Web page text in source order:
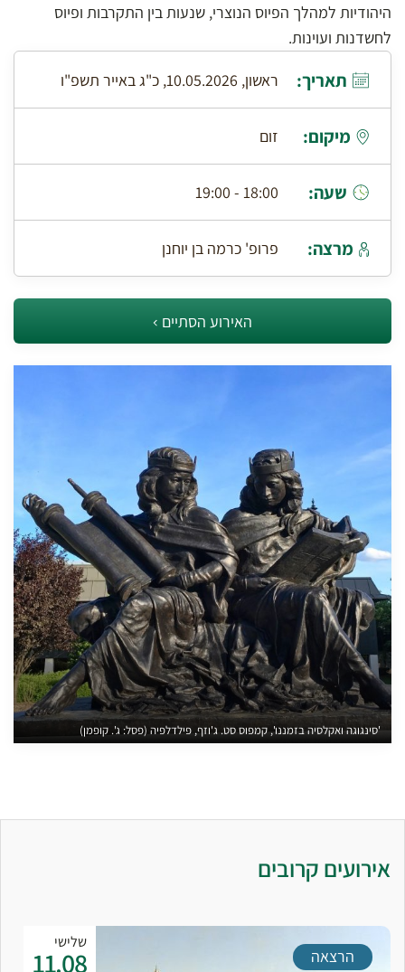
היהודיות למהלך הפיוס הנוצרי, שנעות בין התקרבות ופיוס
לחשדנות ועוינות.
תאריך: ראשון, 10.05.2026, כ"ג באייר תשפ"ו
מיקום: זום
שעה: 18:00 - 19:00
מרצה: פרופ' כרמה בן יוחנן
האירוע הסתיים
'סינגוגה ואקלסיה בזמננו', קמפוס סט. ג'וזף, פילדלפיה (פסל: ג'. קופמן)
אירועים קרובים
שלישי
11.08 הרצאה